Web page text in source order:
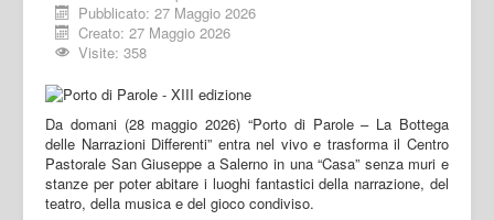
Pubblicato: 27 Maggio 2026
Creato: 27 Maggio 2026
Visite: 358
Da domani (28 maggio 2026) “Porto di Parole – La Bottega
delle Narrazioni Differenti” entra nel vivo e trasforma il Centro
Pastorale San Giuseppe a Salerno in una “Casa” senza muri e
stanze per poter abitare i luoghi fantastici della narrazione, del
teatro, della musica e del gioco condiviso.